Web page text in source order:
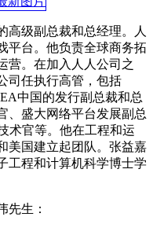
高级副总裁和总经理。人
平台。他负责全球商务拓
营。在加入人人公司之
司任执行高管，包括
中国的发行副总裁和总
、盛大网络平台发展副总
术官等。他在工程和运
美国建立起团队。张益嘉
工程和计算机科学博士学
先生：